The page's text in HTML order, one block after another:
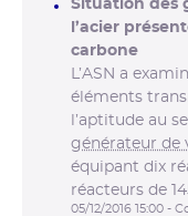
Situation des
l’acier
carbone
L’ASN a
éléments
l’aptitude au
générateur de
équipant dix
réacteurs de
05/12/2016 15:00 -